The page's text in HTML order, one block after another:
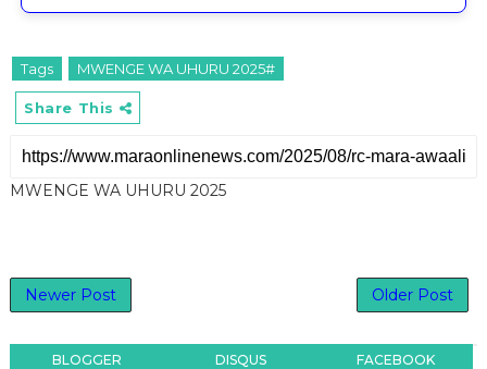
Tags MWENGE WA UHURU 2025#
Share This
MWENGE WA UHURU 2025
Newer Post Older Post
BLOGGER DISQUS FACEBOOK